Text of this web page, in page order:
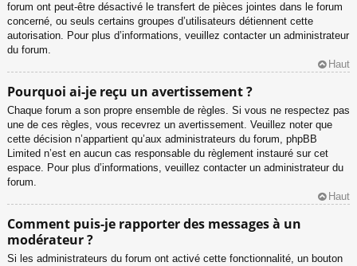
forum ont peut-être désactivé le transfert de pièces jointes dans le forum
concerné, ou seuls certains groupes d’utilisateurs détiennent cette
autorisation. Pour plus d’informations, veuillez contacter un administrateur
du forum.
Haut
Pourquoi ai-je reçu un avertissement ?
Chaque forum a son propre ensemble de règles. Si vous ne respectez pas
une de ces règles, vous recevrez un avertissement. Veuillez noter que
cette décision n’appartient qu’aux administrateurs du forum, phpBB
Limited n’est en aucun cas responsable du règlement instauré sur cet
espace. Pour plus d’informations, veuillez contacter un administrateur du
forum.
Haut
Comment puis-je rapporter des messages à un
modérateur ?
Si les administrateurs du forum ont activé cette fonctionnalité, un bouton